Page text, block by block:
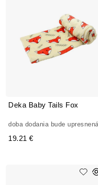
Deka Baby Tails Fox
doba dodania bude upresnená
19.21 €